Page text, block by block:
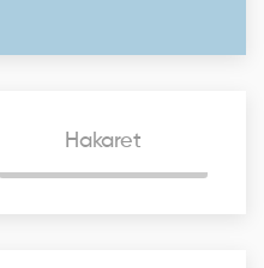
Hakaret